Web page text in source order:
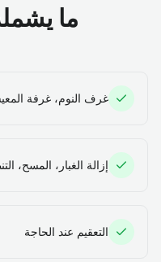
ما
غرف النوم، غرفة
إزالة الغبار، المسح،
التعقيم عند الحاجة